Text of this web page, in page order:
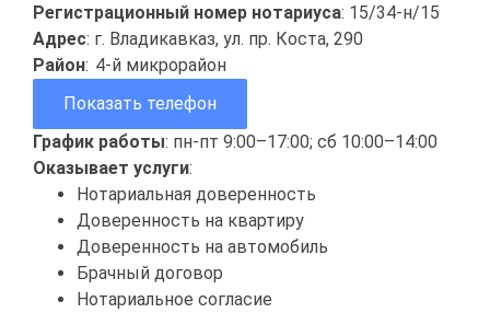
Регистрационный номер нотариуса: 15/34-н/15
Адрес: г. Владикавказ, ул. пр. Коста, 290
Район: 4-й микрорайон
Показать телефон
График работы: пн-пт 9:00–17:00; сб 10:00–14:00
Оказывает услуги:
Нотариальная доверенность
Доверенность на квартиру
Доверенность на автомобиль
Брачный договор
Нотариальное согласие